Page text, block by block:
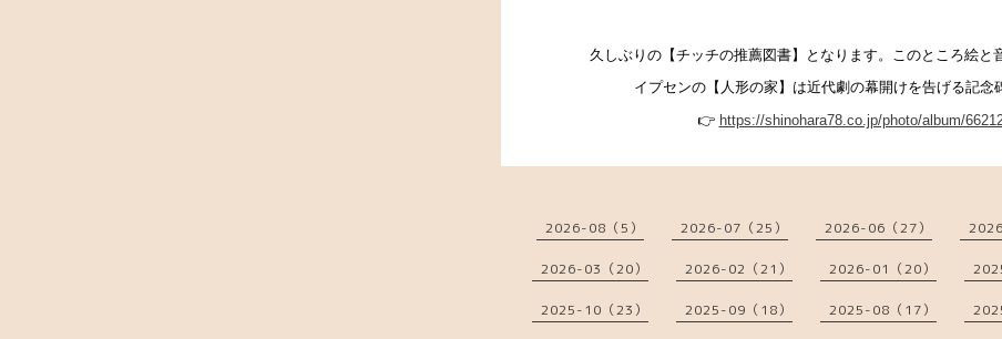
久しぶりの【チッチの推薦図書】となります。このところ絵と
イプセンの【人形の家】は近代劇の幕開けを告げる記念
👉 https://shinohara78.co.jp/photo/album/
2026-08（5） 2026-07（25） 2026-06（27）
2026-03（20） 2026-02（21） 2026-01（20）
2025-10（23） 2025-09（18） 2025-08（17）